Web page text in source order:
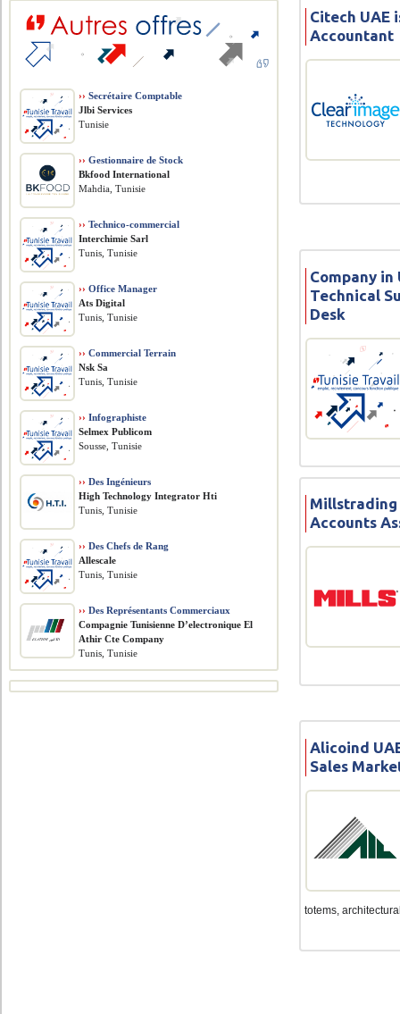
Citech UAE
Accountant
Company in
Technical
Desk
Millstrading
Accounts
Alicoind
Sales
totems,
›› Secrétaire Comptable
Jlbi Services
Tunisie
›› Gestionnaire de Stock
Bkfood International
Mahdia, Tunisie
›› Technico-commercial
Interchimie Sarl
Tunis, Tunisie
›› Office Manager
Ats Digital
Tunis, Tunisie
›› Commercial Terrain
Nsk Sa
Tunis, Tunisie
›› Infographiste
Selmex Publicom
Sousse, Tunisie
›› Des Ingénieurs
High Technology Integrator Hti
Tunis, Tunisie
›› Des Chefs de Rang
Allescale
Tunis, Tunisie
›› Des Représentants Commerciaux
Compagnie Tunisienne D’electronique El
Athir Cte Company
Tunis, Tunisie